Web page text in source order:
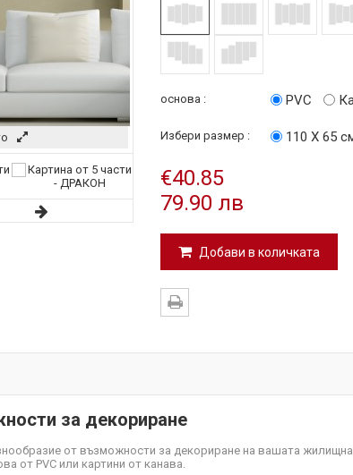
основа : PVC
Избери размер : 110 Х 65
€40.85
79.90 лв
Добави в количката
за декориране
от възможности за декориране на вашата
от PVC или картини от канава.